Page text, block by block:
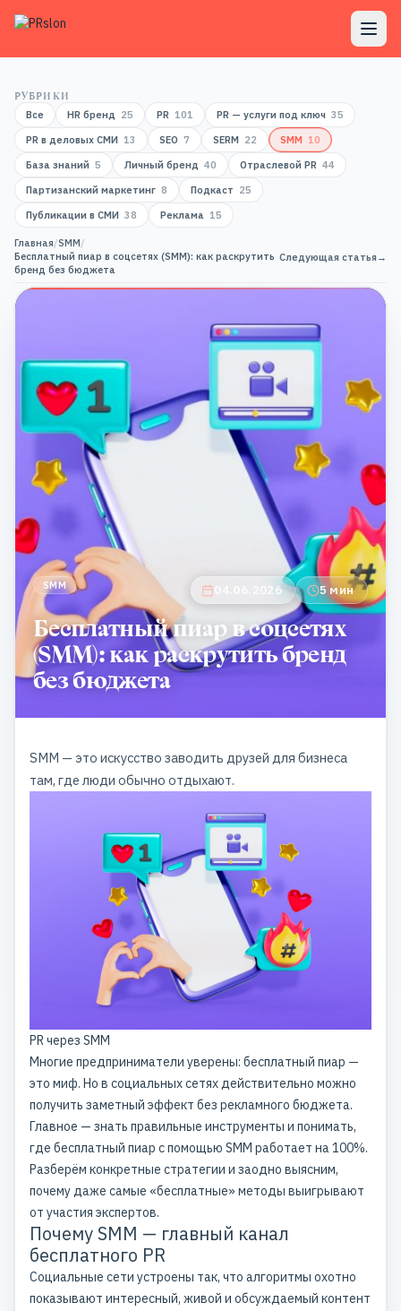
РУБРИКИ
Все
HR бренд 25 PR 101 PR — услуги под ключ 35
PR в деловых СМИ 13 SEO 7 SERM 22 SMM 10
База знаний 5 Личный бренд 40 Отраслевой PR 44
Партизанский маркетинг 8 Подкаст 25
Публикации в СМИ 38 Реклама 15
Главная/SMM/
Бесплатный пиар в соцсетях (SMM): как раскрутить
бренд без бюджета
Следующая статья→
SMM 04.06.2026 5 мин
Бесплатный пиар в соцсетях
(SMM): как раскрутить бренд
без бюджета
SMM — это искусство заводить друзей для бизнеса
там, где люди обычно отдыхают.
PR через SMM
Многие предприниматели уверены: бесплатный пиар —
это миф. Но в социальных сетях действительно можно
получить заметный эффект без рекламного бюджета.
Главное — знать правильные инструменты и понимать,
где бесплатный пиар с помощью SMM работает на 100%.
Разберём конкретные стратегии и заодно выясним,
почему даже самые «бесплатные» методы выигрывают
от участия экспертов.
Почему SMM — главный канал
бесплатного PR
Социальные сети устроены так, что алгоритмы охотно
показывают интересный, живой и обсуждаемый контент